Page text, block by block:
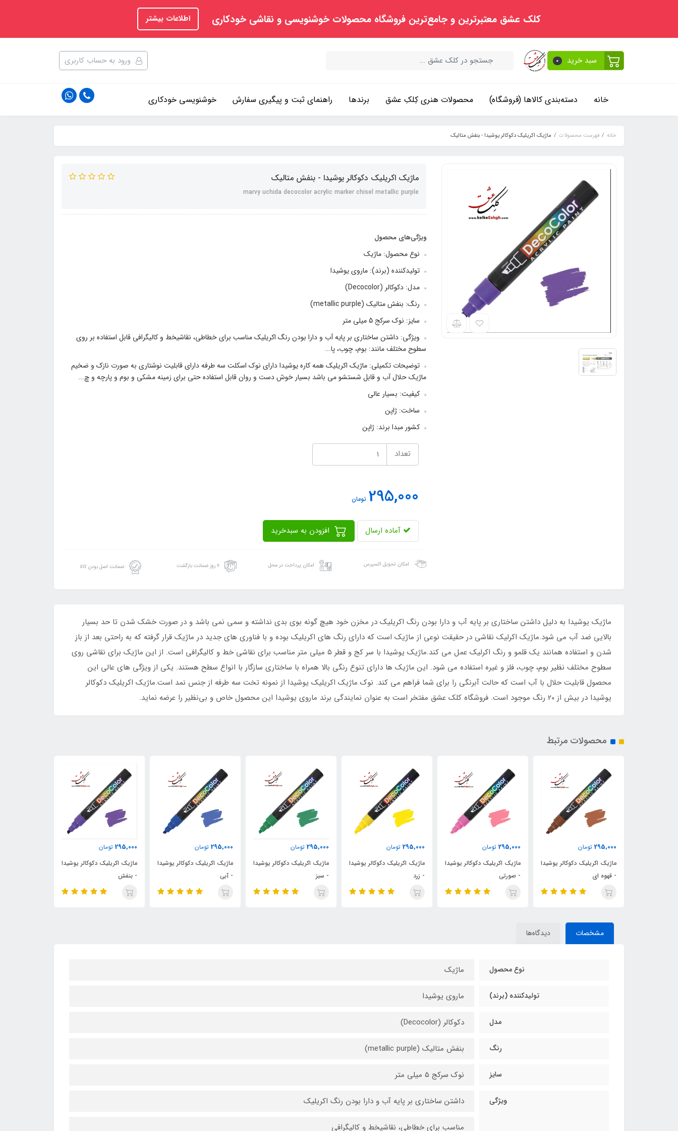
کلک عشق معتبرترین و جامع‌ترین فروشگاه محصولات خوشنویسی و نقاشی خودکاری اطلاعات بیشتر
سبد خرید 0 ورود به حساب کاربری
خانه دسته‌بندی کالاها (فروشگاه) محصولات هنری کِلکِ عشق برندها راهنمای ثبت و پیگیری سفارش خوشنویسی خودکاری
خانه فهرست محصولات ماژیک اکریلیک دکوکالر یوشیدا - بنفش متالیک
ماژیک اکریلیک دکوکالر یوشیدا - بنفش متالیک
marvy uchida decocolor acrylic marker chisel metallic purple
ویژگی‌های محصول
نوع محصول: ماژیک
تولیدکننده (برند): ماروی یوشیدا
مدل: دکوکالر (Decocolor)
رنگ: بنفش متالیک (metallic purple)
سایز: نوک سرکج 5 میلی متر
ویژگی: داشتن ساختاری بر پایه آب و دارا بودن رنگ اکریلیک مناسب برای خطاطی، نقاشیخط و کالیگرافی قابل استفاده بر روی
سطوح مختلف مانند: بوم، چوب، پا...
توضیحات تکمیلی: ماژیک اکریلیک همه کاره یوشیدا دارای نوک اسکلت سه طرفه دارای قابلیت نوشتاری به صورت نازک و ضخیم
ماژیک حلال آب و قابل شستشو می باشد بسیار خوش دست و روان قابل استفاده حتی برای زمینه مشکی و بوم و پارچه و چ...
کیفیت: بسیار عالی
ساخت: ژاپن
کشور مبدا برند: ژاپن
تعداد
295,000 تومان
آماده ارسال
امکان تحویل اکسپرس امکان پرداخت در محل ۷ روز ضمانت بازگشت ضمانت اصل بودن کالا
ماژیک یوشیدا به دلیل داشتن ساختاری بر پایه آب و دارا بودن رنگ اکریلیک در مخزن خود هیچ گونه بوی بدی نداشته و سمی نمی باشد و در صورت خشک شدن تا حد بسیار
بالایی ضد آب می شود.ماژیک اکرلیک نقاشی در حقیقت نوعی از ماژیک است که دارای رنگ های اکریلیک بوده و با فناوری های جدید در ماژیک قرار گرفته که به راحتی بعد از باز
شدن و استفاده همانند یک قلمو و رنگ اکرلیک عمل می کند.ماژیک یوشیدا با سر کج و قطر ۵ میلی متر مناسب برای نقاشی خط و کالیگرافی است. از این ماژیک برای نقاشی روی
سطوح مختلف نظیر بوم، چوب، فلز و غیره استفاده می شود. این ماژیک ها دارای تنوع رنگی بالا همراه با ساختاری سازگار با انواع سطح هستند. یکی از ویژگی های عالی این
محصول قابلیت حلال با آب است که حالت آبرنگی را برای شما فراهم می کند. نوک ماژیک اکریلیک یوشیدا از نمونه تخت سه طرفه از جنس نمد است.ماژیک اکریلیک دکوکالر
یوشیدا در بیش از 20 رنگ موجود است. فروشگاه کلک عشق مفتخر است به عنوان نمایندگی برند ماروی یوشیدا این محصول خاص و بی‌نظیر را عرضه نماید.
محصولات مرتبط
295,000 تومان
ماژیک اکریلیک دکوکالر یوشیدا
- صورتی
295,000 تومان
ماژیک اکریلیک دکوکالر یوشیدا
- زرد
295,000 تومان
ماژیک اکریلیک دکوکالر یوشیدا
- سبز
295,000 تومان
ماژیک اکریلیک دکوکالر یوشیدا
- آبی
295,000 تومان
ماژیک اکریلیک دکوکالر یوشیدا
- بنفش
295,000 تومان
ماژیک اکریلیک دکوکالر یوشیدا
- طلایی
مشخصات دیدگاه‌ها
نوع محصول ماژیک
تولیدکننده (برند) ماروی یوشیدا
مدل دکوکالر (Decocolor)
رنگ بنفش متالیک (metallic purple)
سایز نوک سرکج 5 میلی متر
ویژگی داشتن ساختاری بر پایه آب و دارا بودن رنگ اکریلیک
مناسب برای خطاطی، نقاشیخط و کالیگرافی